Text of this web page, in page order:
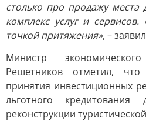
столько про продажу места
комплекс услуг и
точкой притяжения», –
Министр
Решетников отметил,
принятия инвестиционных
льготного кредитования
реконструкции